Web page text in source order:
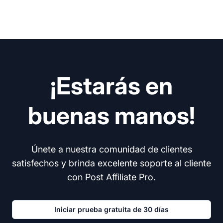
¡Estarás en
buenas manos!
Únete a nuestra comunidad de clientes
satisfechos y brinda excelente soporte al cliente
con Post Affiliate Pro.
Iniciar prueba gratuita de 30 días